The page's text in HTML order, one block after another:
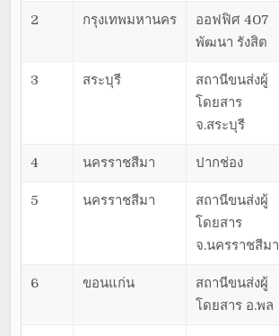
2 กรุงเทพมหานคร
ออฟฟิศ 407
พัฒนา รังสิต
3 สระบุรี
สถานีขนส่งผู้
โดยสาร
จ.สระบุรี
4 นครราชสีมา ปากช่อง
5 นครราชสีมา
สถานีขนส่งผู้
โดยสาร
จ.นครราชสีมา
6 ขอนแก่น
สถานีขนส่งผู้
โดยสาร อ.พล